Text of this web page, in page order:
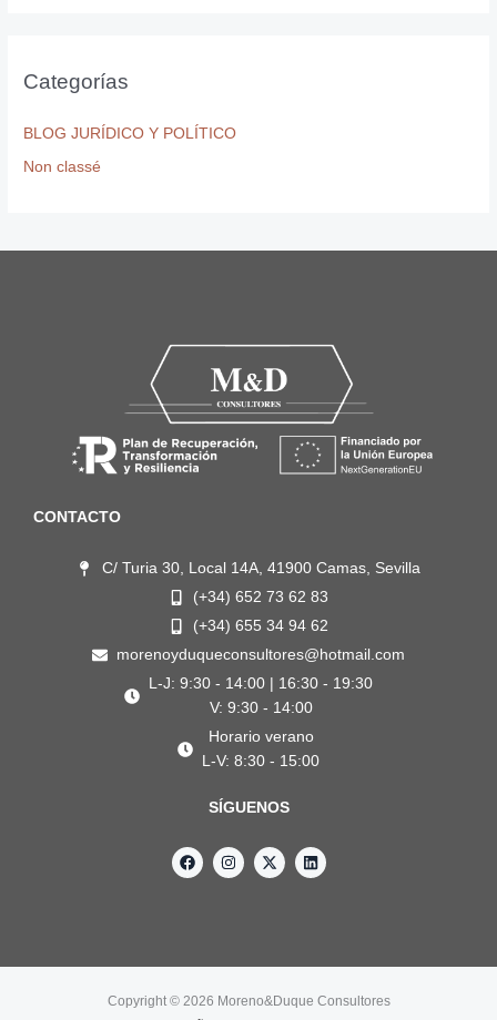
Categorías
BLOG JURÍDICO Y POLÍTICO
Non classé
CONTACTO
C/ Turia 30, Local 14A, 41900 Camas, Sevilla
(+34) 652 73 62 83
(+34) 655 34 94 62
morenoyduqueconsultores@hotmail.com
L-J: 9:30 - 14:00 | 16:30 - 19:30
V: 9:30 - 14:00
Horario verano
L-V: 8:30 - 15:00
SÍGUENOS
F
a
k
I
n
a
X
-
e
L
i
n
Copyright © 2026 Moreno&Duque Consultores